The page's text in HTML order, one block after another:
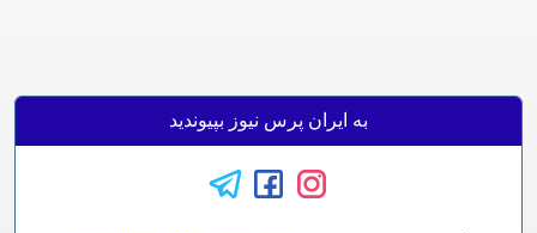
به ایران پرس نیوز بپیوندید